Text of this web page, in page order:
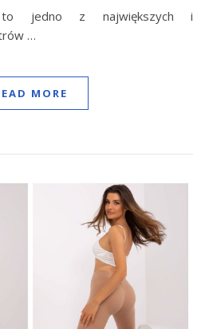
jedno z największych i
…
MORE